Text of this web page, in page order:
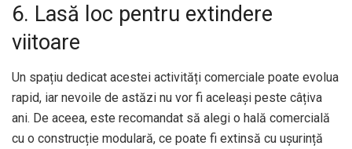
6. Lasă loc pentru extindere
viitoare
Un spațiu dedicat acestei activități comerciale poate evolua
rapid, iar nevoile de astăzi nu vor fi aceleași peste câțiva
ani. De aceea, este recomandat să alegi o hală comercială
cu o construcție modulară, ce poate fi extinsă cu ușurință